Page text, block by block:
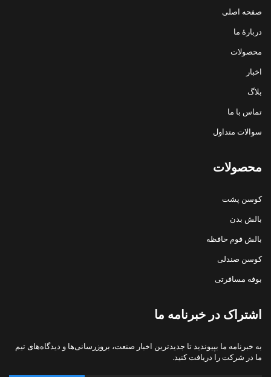
صفحه اصلی
دربارهٔ ما
محصولات
اخبار
بلاگ
تماس با ما
سوالات متداول
محصولات
کوسن پشت
بالش بدن
بالش فوم حافظه
کوسن صندلی
بوفه مسافرتی
اشتراک در خبرنامه ما
به خبرنامه ما بپیوندید تا جدیدترین اخبار صنعت، بروزرسانی‌ها و دیدگاه‌های تیم
ما در شرکت را دریافت کنید.